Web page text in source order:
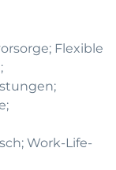
Flexible
Work-Life-